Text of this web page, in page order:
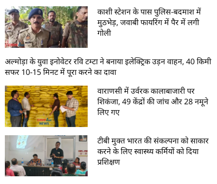
काशी स्टेशन के पास पुलिस-बदमाश में
मुठभेड़, जवाबी फायरिंग में पैर में लगी
गोली
अल्मोड़ा के युवा इनोवेटर रवि टम्टा ने बनाया इलेक्ट्रिक उड़न वाहन, 40 किमी
सफर 10-15 मिनट में पूरा करने का दावा
वाराणसी में उर्वरक कालाबाजारी पर
शिकंजा, 49 केंद्रों की जांच और 28 नमूने
लिए गए
टीबी मुक्त भारत की संकल्पना को साकार
करने के लिए स्वास्थ्य कर्मियों को दिया
प्रशिक्षण